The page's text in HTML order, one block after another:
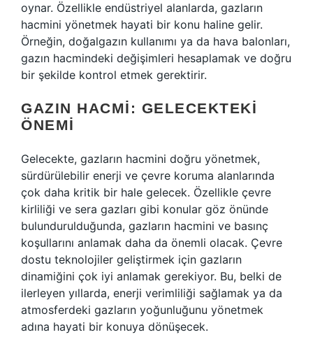
oynar. Özellikle endüstriyel alanlarda, gazların
hacmini yönetmek hayati bir konu haline gelir.
Örneğin, doğalgazın kullanımı ya da hava balonları,
gazın hacmindeki değişimleri hesaplamak ve doğru
bir şekilde kontrol etmek gerektirir.
GAZIN HACMI: GELECEKTEKI
ÖNEMI
Gelecekte, gazların hacmini doğru yönetmek,
sürdürülebilir enerji ve çevre koruma alanlarında
çok daha kritik bir hale gelecek. Özellikle çevre
kirliliği ve sera gazları gibi konular göz önünde
bulundurulduğunda, gazların hacmini ve basınç
koşullarını anlamak daha da önemli olacak. Çevre
dostu teknolojiler geliştirmek için gazların
dinamiğini çok iyi anlamak gerekiyor. Bu, belki de
ilerleyen yıllarda, enerji verimliliği sağlamak ya da
atmosferdeki gazların yoğunluğunu yönetmek
adına hayati bir konuya dönüşecek.